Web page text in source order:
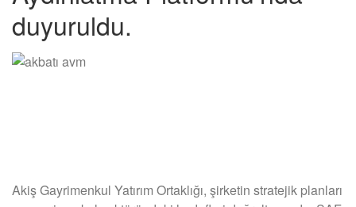
duyuruldu.
Akiş Gayrimenkul Yatırım Ortaklığı, şirketin stratejik planları